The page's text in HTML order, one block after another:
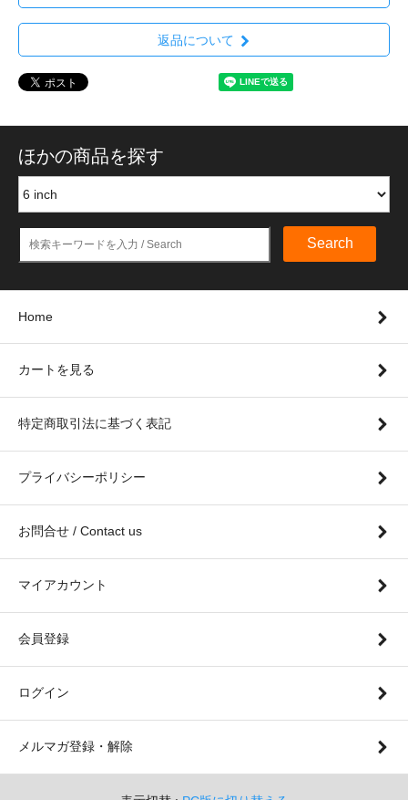
返品について
ほかの商品を探す
Search
Home
カートを見る
特定商取引法に基づく表記
プライバシーポリシー
お問合せ / Contact us
マイアカウント
会員登録
ログイン
メルマガ登録・解除